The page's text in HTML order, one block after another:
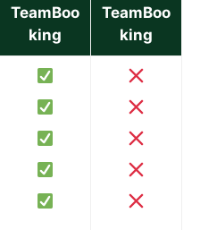
TeamBoo
king
TeamBoo
king